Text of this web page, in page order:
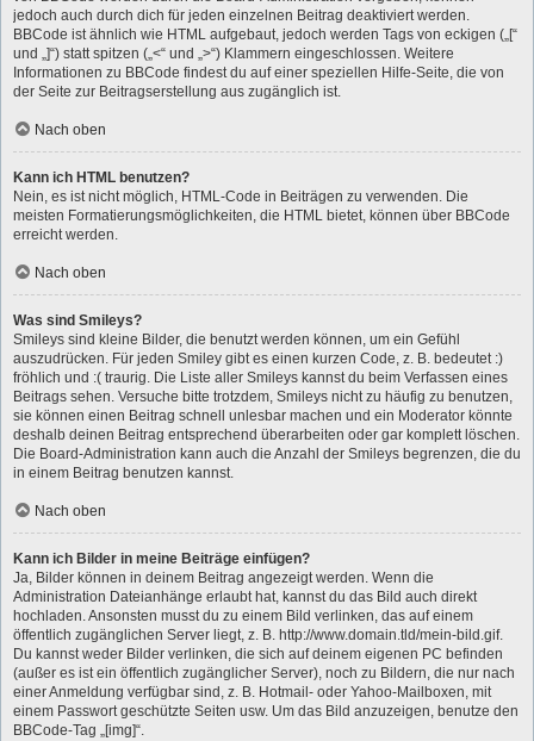
jedoch auch durch dich für jeden einzelnen Beitrag deaktiviert werden.
BBCode ist ähnlich wie HTML aufgebaut, jedoch werden Tags von eckigen („[“
und „]“) statt spitzen („<“ und „>“) Klammern eingeschlossen. Weitere
Informationen zu BBCode findest du auf einer speziellen Hilfe-Seite, die von
der Seite zur Beitragserstellung aus zugänglich ist.
Nach oben
Kann ich HTML benutzen?
Nein, es ist nicht möglich, HTML-Code in Beiträgen zu verwenden. Die
meisten Formatierungsmöglichkeiten, die HTML bietet, können über BBCode
erreicht werden.
Nach oben
Was sind Smileys?
Smileys sind kleine Bilder, die benutzt werden können, um ein Gefühl
auszudrücken. Für jeden Smiley gibt es einen kurzen Code, z. B. bedeutet :)
fröhlich und :( traurig. Die Liste aller Smileys kannst du beim Verfassen eines
Beitrags sehen. Versuche bitte trotzdem, Smileys nicht zu häufig zu benutzen,
sie können einen Beitrag schnell unlesbar machen und ein Moderator könnte
deshalb deinen Beitrag entsprechend überarbeiten oder gar komplett löschen.
Die Board-Administration kann auch die Anzahl der Smileys begrenzen, die du
in einem Beitrag benutzen kannst.
Nach oben
Kann ich Bilder in meine Beiträge einfügen?
Ja, Bilder können in deinem Beitrag angezeigt werden. Wenn die
Administration Dateianhänge erlaubt hat, kannst du das Bild auch direkt
hochladen. Ansonsten musst du zu einem Bild verlinken, das auf einem
öffentlich zugänglichen Server liegt, z. B. http://www.domain.tld/mein-bild.gif.
Du kannst weder Bilder verlinken, die sich auf deinem eigenen PC befinden
(außer es ist ein öffentlich zugänglicher Server), noch zu Bildern, die nur nach
einer Anmeldung verfügbar sind, z. B. Hotmail- oder Yahoo-Mailboxen, mit
einem Passwort geschützte Seiten usw. Um das Bild anzuzeigen, benutze den
BBCode-Tag „[img]“.